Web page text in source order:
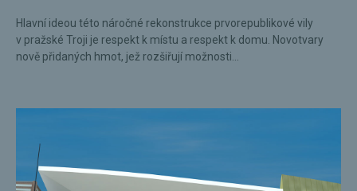
Hlavní ideou této náročné rekonstrukce prvorepublikové vily
v pražské Troji je respekt k místu a respekt k domu. Novotvary
nově přidaných hmot, jež rozšiřují možnosti...